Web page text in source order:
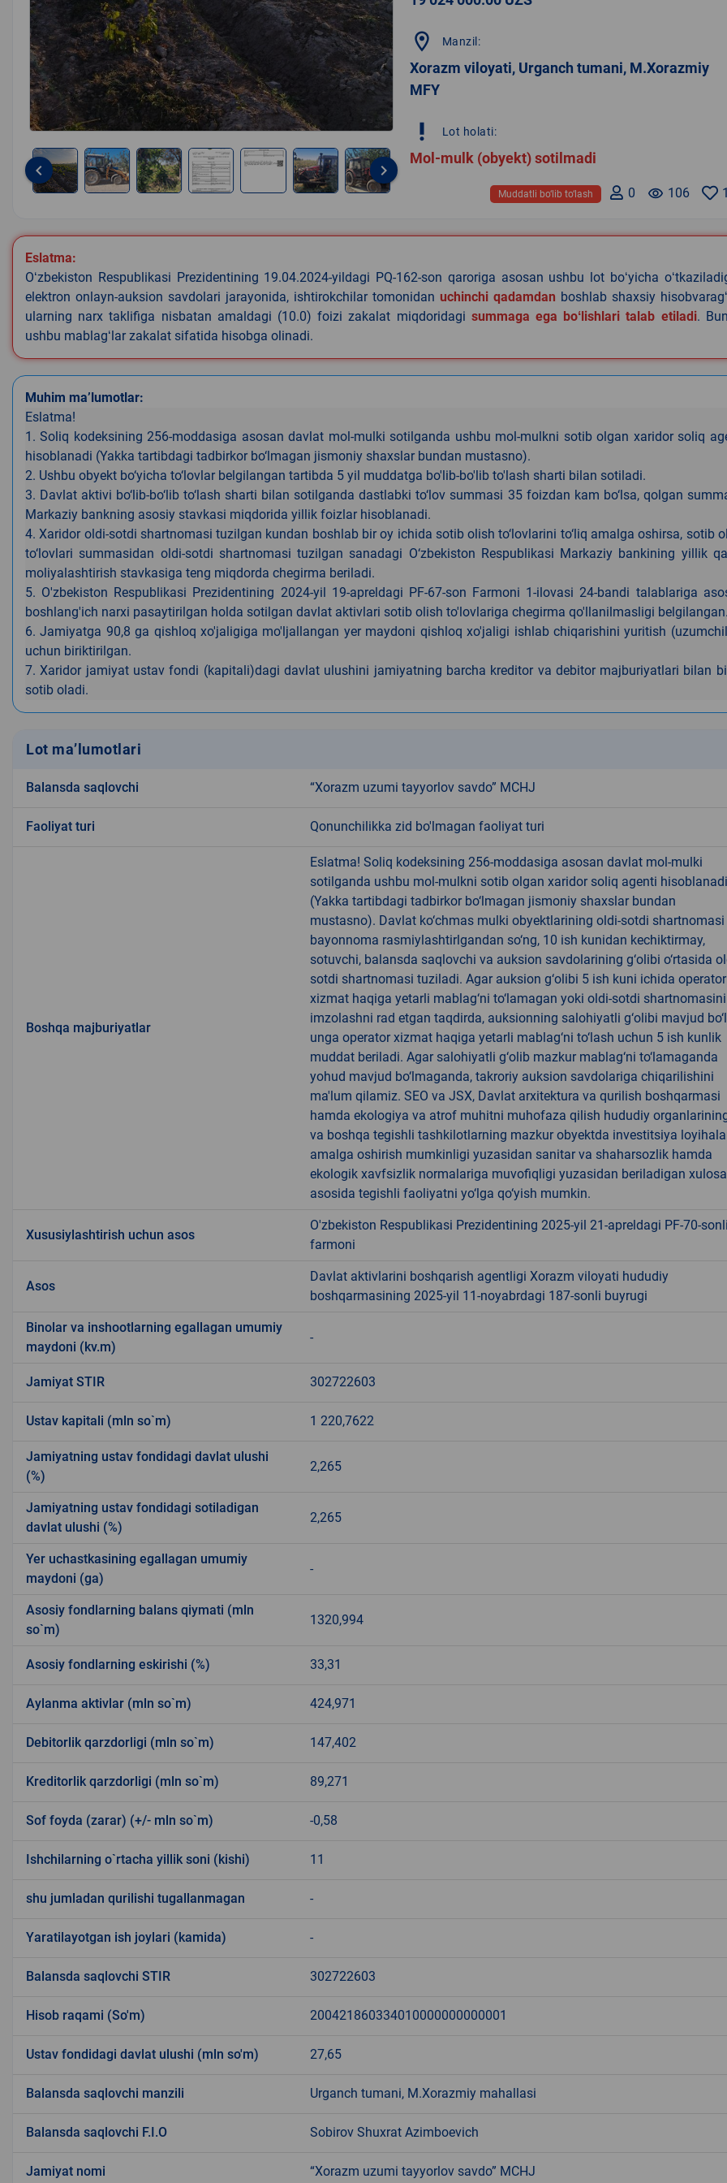
of
7
keyboard_arrow_left keyboard_arrow_right
location_on Manzil:
Xorazm viloyati, Urganch tumani, M.Xorazmiy
MFY
priority_high Lot holati:
Mol-mulk (obyekt) sotilmadi
1
remove_red_eye 106
0
Muddatli bo‘lib to‘lash
Eslatma:
Oʻzbekiston Respublikasi Prezidentining 19.04.2024-yildagi PQ-162-son qaroriga asosan ushbu lot boʻyicha
elektron onlayn-auksion savdolari jarayonida, ishtirokchilar tomonidan uchinchi qadamdan boshlab shaxsiy
ularning narx taklifiga nisbatan amaldagi (10.0) foizi zakalat miqdoridagi summaga ega boʻlishlari talab etiladi.
ushbu mablagʻlar zakalat sifatida hisobga olinadi.
Muhim ma’lumotlar:
Eslatma!
1. Soliq kodeksining 256-moddasiga asosan davlat mol-mulki sotilganda ushbu mol-mulkni sotib olgan xaridor soliq
hisoblanadi (Yakka tartibdagi tadbirkor bo‘lmagan jismoniy shaxslar bundan mustasno).
2. Ushbu obyekt bo‘yicha to‘lovlar belgilangan tartibda 5 yil muddatga bo'lib-bo'lib to'lash sharti bilan sotiladi.
3. Davlat aktivi bo‘lib-bo‘lib to‘lash sharti bilan sotilganda dastlabki to‘lov summasi 35 foizdan kam bo‘lsa, qolgan
Markaziy bankning asosiy stavkasi miqdorida yillik foizlar hisoblanadi.
4. Xaridor oldi-sotdi shartnomasi tuzilgan kundan boshlab bir oy ichida sotib olish to‘lovlarini to‘liq amalga oshirsa, sotib
to‘lovlari summasidan oldi-sotdi shartnomasi tuzilgan sanadagi O‘zbekiston Respublikasi Markaziy bankining yillik
moliyalashtirish stavkasiga teng miqdorda chegirma beriladi.
5. O'zbekiston Respublikasi Prezidentining 2024-yil 19-apreldagi PF-67-son Farmoni 1-ilovasi 24-bandi talablariga
boshlang'ich narxi pasaytirilgan holda sotilgan davlat aktivlari sotib olish to'lovlariga chegirma qo'llanilmasligi belgilangan.
6. Jamiyatga 90,8 ga qishloq xo'jaligiga mo'ljallangan yer maydoni qishloq xo'jaligi ishlab chiqarishini yuritish
uchun biriktirilgan.
7. Xaridor jamiyat ustav fondi (kapitali)dagi davlat ulushini jamiyatning barcha kreditor va debitor majburiyatlari bilan
sotib oladi.
Lot ma’lumotlari
Balansda saqlovchi “Xorazm uzumi tayyorlov savdo” MCHJ
Faoliyat turi Qonunchilikka zid bo'lmagan faoliyat turi
Boshqa majburiyatlar
Eslatma! Soliq kodeksining 256-moddasiga asosan davlat mol-mulki
sotilganda ushbu mol-mulkni sotib olgan xaridor soliq agenti hisoblanadi
(Yakka tartibdagi tadbirkor bo‘lmagan jismoniy shaxslar bundan
mustasno). Davlat ko‘chmas mulki obyektlarining oldi-sotdi shartnomasi
bayonnoma rasmiylashtirlgandan so‘ng, 10 ish kunidan kechiktirmay,
sotuvchi, balansda saqlovchi va auksion savdolarining g‘olibi o‘rtasida
sotdi shartnomasi tuziladi. Agar auksion g‘olibi 5 ish kuni ichida operator
xizmat haqiga yetarli mablag‘ni to‘lamagan yoki oldi-sotdi shartnomasini
imzolashni rad etgan taqdirda, auksionning salohiyatli g‘olibi mavjud
unga operator xizmat haqiga yetarli mablag‘ni to‘lash uchun 5 ish kunlik
muddat beriladi. Agar salohiyatli g‘olib mazkur mablag‘ni to‘lamaganda
yohud mavjud bo‘lmaganda, takroriy auksion savdolariga chiqarilishini
ma'lum qilamiz. SEO va JSX, Davlat arxitektura va qurilish boshqarmasi
hamda ekologiya va atrof muhitni muhofaza qilish hududiy
va boshqa tegishli tashkilotlarning mazkur obyektda investitsiya
amalga oshirish mumkinligi yuzasidan sanitar va shaharsozlik hamda
ekologik xavfsizlik normalariga muvofiqligi yuzasidan beriladigan
asosida tegishli faoliyatni yo‘lga qo‘yish mumkin.
Xususiylashtirish uchun asos
O'zbekiston Respublikasi Prezidentining 2025-yil 21-apreldagi PF-70-sonli
farmoni
Asos
Davlat aktivlarini boshqarish agentligi Xorazm viloyati hududiy
boshqarmasining 2025-yil 11-noyabrdagi 187-sonli buyrugi
Binolar va inshootlarning egallagan umumiy
maydoni (kv.m)
-
Jamiyat STIR 302722603
Ustav kapitali (mln so`m) 1 220,7622
Jamiyatning ustav fondidagi davlat ulushi
(%)
2,265
Jamiyatning ustav fondidagi sotiladigan
davlat ulushi (%)
2,265
Yer uchastkasining egallagan umumiy
maydoni (ga)
-
Asosiy fondlarning balans qiymati (mln
so`m)
1320,994
Asosiy fondlarning eskirishi (%) 33,31
Aylanma aktivlar (mln so`m) 424,971
Debitorlik qarzdorligi (mln so`m) 147,402
Kreditorlik qarzdorligi (mln so`m) 89,271
Sof foyda (zarar) (+/- mln so`m) -0,58
Ishchilarning o`rtacha yillik soni (kishi) 11
shu jumladan qurilishi tugallanmagan -
Yaratilayotgan ish joylari (kamida) -
Balansda saqlovchi STIR 302722603
Hisob raqami (So'm) 200421860334010000000000001
Ustav fondidagi davlat ulushi (mln so'm) 27,65
Balansda saqlovchi manzili Urganch tumani, M.Xorazmiy mahallasi
Balansda saqlovchi F.I.O Sobirov Shuxrat Azimboevich
Jamiyat nomi “Xorazm uzumi tayyorlov savdo” MCHJ